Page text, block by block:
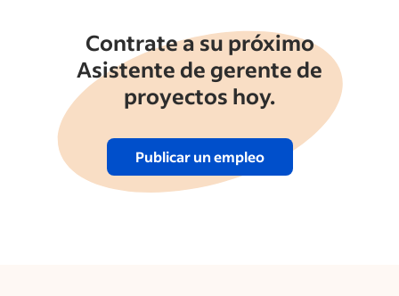
Contrate a su próximo
Asistente de gerente de
proyectos hoy.
Publicar un empleo